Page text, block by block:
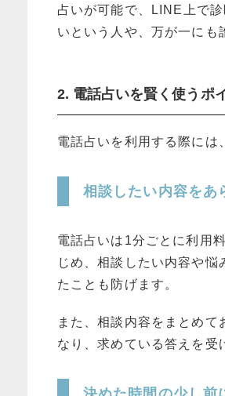
占いが可能で、LINE上で
いという人や、万が一にも
2. 電話占いを賢く使うポ
電話占いを利用する際には
相談したい内容をあ
電話占いは1分ごとに利用
じめ、相談したい内容や
たことも防げます。
また、相談内容をまとめ
なり、求めている答えを受